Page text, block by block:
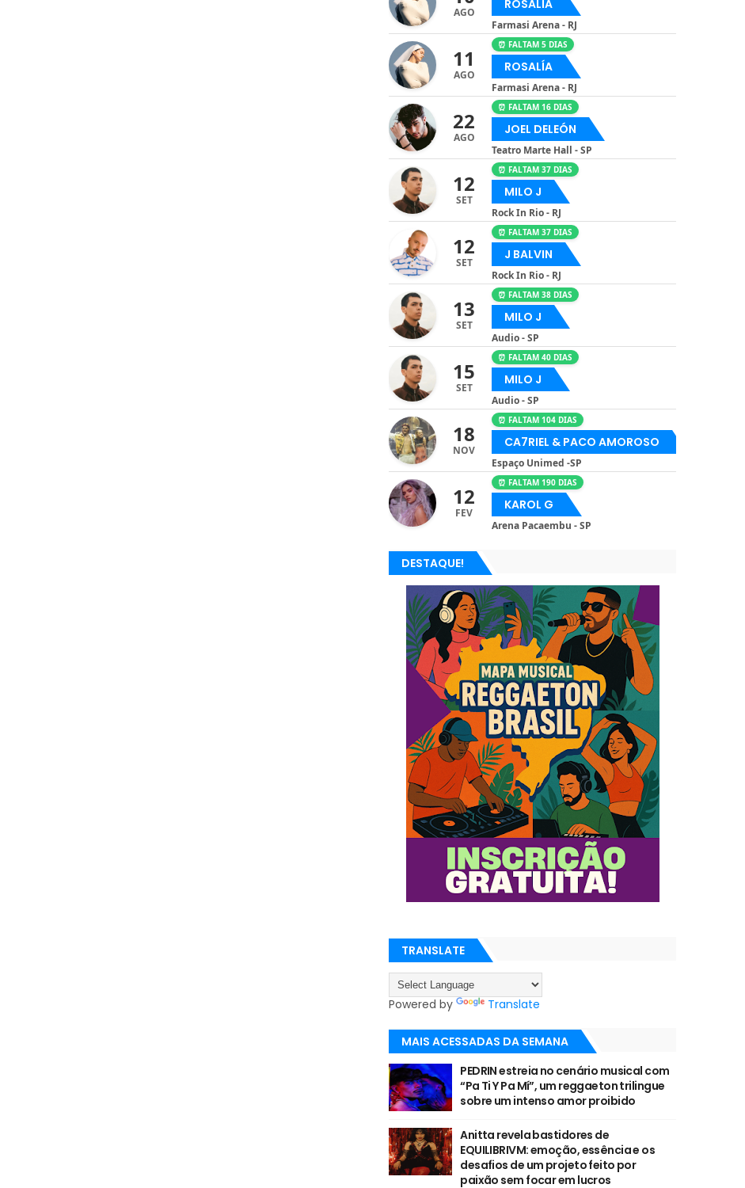
AGO
ROSALÍA
Farmasi Arena - RJ
11
AGO
⏰ FALTAM 5 DIAS
ROSALÍA
Farmasi Arena - RJ
22
AGO
⏰ FALTAM 16 DIAS
JOEL DELEÓN
Teatro Marte Hall - SP
12
SET
⏰ FALTAM 37 DIAS
MILO J
Rock In Rio - RJ
12
SET
⏰ FALTAM 37 DIAS
J BALVIN
Rock In Rio - RJ
13
SET
⏰ FALTAM 38 DIAS
MILO J
Audio - SP
15
SET
⏰ FALTAM 40 DIAS
MILO J
Audio - SP
18
NOV
⏰ FALTAM 104 DIAS
CA7RIEL & PACO AMOROSO
Espaço Unimed -SP
12
FEV
⏰ FALTAM 190 DIAS
KAROL G
Arena Pacaembu - SP
DESTAQUE!
TRANSLATE
Powered by Translate
MAIS ACESSADAS DA SEMANA
PEDRIN estreia no cenário musical com
“Pa Ti Y Pa Mí”, um reggaeton trilingue
sobre um intenso amor proibido
Anitta revela bastidores de
EQUILIBRIVM: emoção, essência e os
desafios de um projeto feito por
paixão sem focar em lucros